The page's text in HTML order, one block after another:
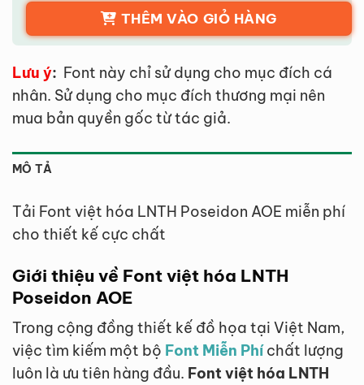
THÊM VÀO GIỎ HÀNG
Lưu ý: Font này chỉ sử dụng cho mục đích cá
nhân. Sử dụng cho mục đích thương mại nên
mua bản quyền gốc từ tác giả.
MÔ TẢ
Tải Font việt hóa LNTH Poseidon AOE miễn phí
cho thiết kế cực chất
Giới thiệu về Font việt hóa LNTH
Poseidon AOE
Trong cộng đồng thiết kế đồ họa tại Việt Nam,
việc tìm kiếm một bộ Font Miễn Phíchất lượng
luôn là ưu tiên hàng đầu. Font việt hóa LNTH